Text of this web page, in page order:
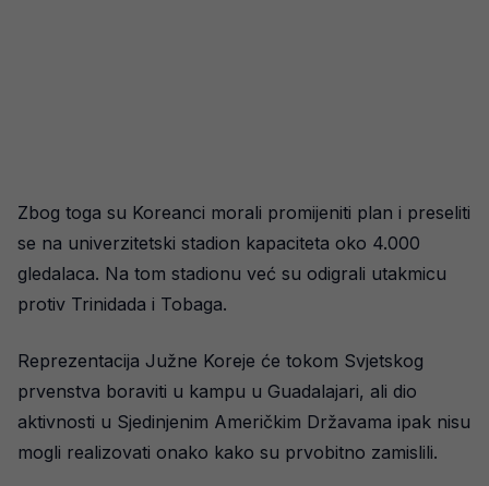
Zbog toga su Koreanci morali promijeniti plan i preseliti
se na univerzitetski stadion kapaciteta oko 4.000
gledalaca. Na tom stadionu već su odigrali utakmicu
protiv Trinidada i Tobaga.
Reprezentacija Južne Koreje će tokom Svjetskog
prvenstva boraviti u kampu u Guadalajari, ali dio
aktivnosti u Sjedinjenim Američkim Državama ipak nisu
mogli realizovati onako kako su prvobitno zamislili.